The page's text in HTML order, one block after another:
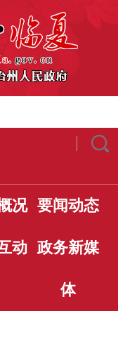
况 要闻动态
动 政务新媒
体